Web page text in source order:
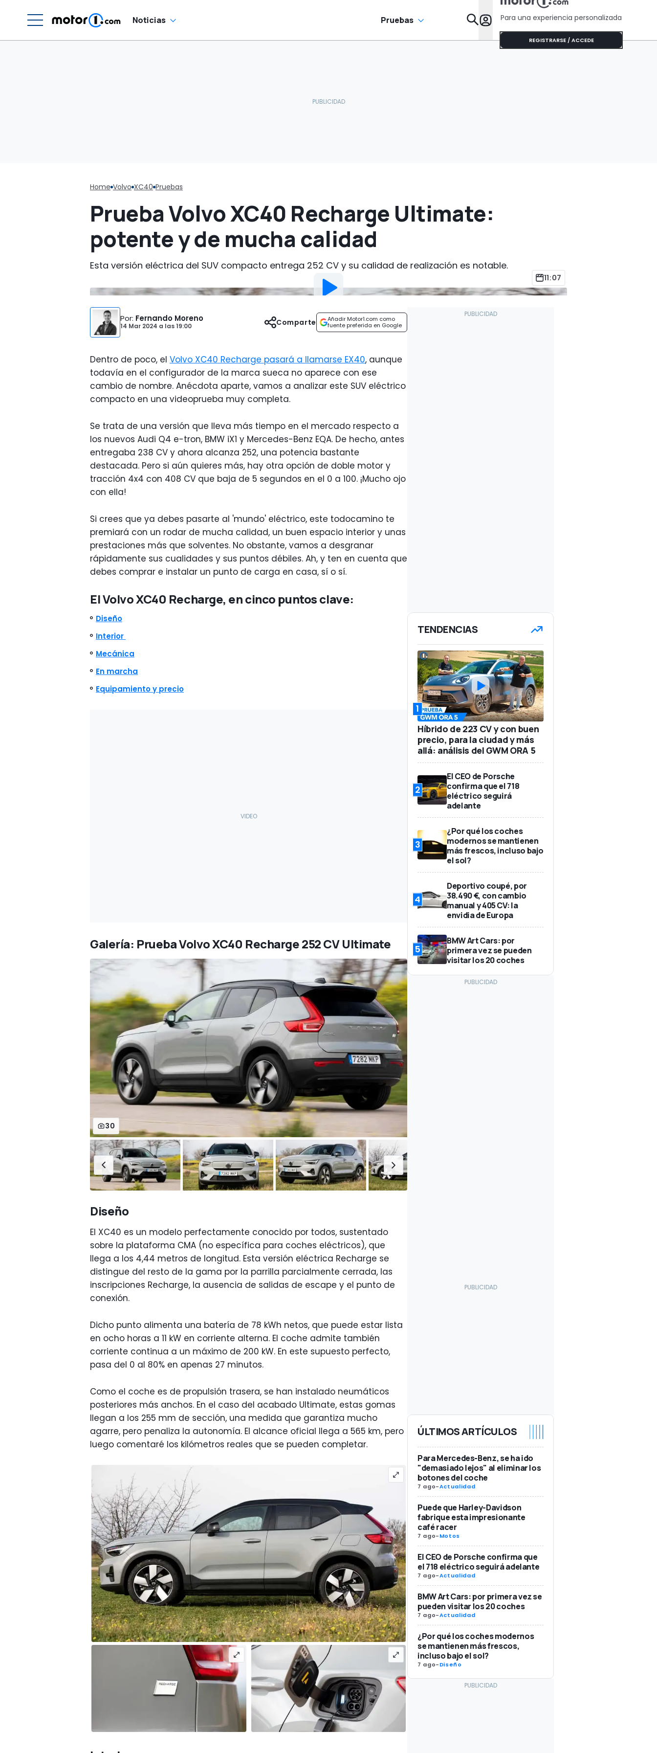
Noticias Pruebas Para una experiencia personalizada
REGISTRARSE / ACCEDE
Home Volvo XC40 Pruebas
Prueba Volvo XC40 Recharge Ultimate:
potente y de mucha calidad
Esta versión eléctrica del SUV compacto entrega 252 CV y su calidad de realización es notable.
11:07
Por: Fernando Moreno
14 Mar 2024 a las19:00
Añadir Motor1.com como
fuente preferida en Google
Comparte
Dentro de poco, el Volvo XC40 Recharge pasará a llamarse EX40, aunque
todavía en el configurador de la marca sueca no aparece con ese
cambio de nombre. Anécdota aparte, vamos a analizar este SUV eléctrico
compacto en una videoprueba muy completa.
Se trata de una versión que lleva más tiempo en el mercado respecto a
los nuevos Audi Q4 e-tron, BMW iX1 y Mercedes-Benz EQA. De hecho, antes
entregaba 238 CV y ahora alcanza 252, una potencia bastante
destacada. Pero si aún quieres más, hay otra opción de doble motor y
tracción 4x4 con 408 CV que baja de 5 segundos en el 0 a 100. ¡Mucho ojo
con ella!
Si crees que ya debes pasarte al 'mundo' eléctrico, este todocamino te
premiará con un rodar de mucha calidad, un buen espacio interior y unas
prestaciones más que solventes. No obstante, vamos a desgranar
rápidamente sus cualidades y sus puntos débiles. Ah, y ten en cuenta que
debes comprar e instalar un punto de carga en casa, sí o sí.
El Volvo XC40 Recharge, en cinco puntos clave:
Diseño
Interior
Mecánica
En marcha
Equipamiento y precio
Galería: Prueba Volvo XC40 Recharge 252 CV Ultimate
30
Diseño
El XC40 es un modelo perfectamente conocido por todos, sustentado
sobre la plataforma CMA (no específica para coches eléctricos), que
llega a los 4,44 metros de longitud. Esta versión eléctrica Recharge se
distingue del resto de la gama por la parrilla parcialmente cerrada, las
inscripciones Recharge, la ausencia de salidas de escape y el punto de
conexión.
Dicho punto alimenta una batería de 78 kWh netos, que puede estar lista
en ocho horas a 11 kW en corriente alterna. El coche admite también
corriente continua a un máximo de 200 kW. En este supuesto perfecto,
pasa del 0 al 80% en apenas 27 minutos.
Como el coche es de propulsión trasera, se han instalado neumáticos
posteriores más anchos. En el caso del acabado Ultimate, estas gomas
llegan a los 255 mm de sección, una medida que garantiza mucho
agarre, pero penaliza la autonomía. El alcance oficial llega a 565 km, pero
luego comentaré los kilómetros reales que se pueden completar.
TENDENCIAS
1
Híbrido de 223 CV y con buen
precio, para la ciudad y más
allá: análisis del GWM ORA 5
2
El CEO de Porsche
confirma que el 718
eléctrico seguirá
adelante
3
¿Por qué los coches
modernos se mantienen
más frescos, incluso bajo
el sol?
4
Deportivo coupé, por
38.490 €, con cambio
manual y 405 CV: la
envidia de Europa
5
BMW Art Cars: por
primera vez se pueden
visitar los 20 coches
ÚLTIMOS ARTÍCULOS
Para Mercedes-Benz, se ha ido
"demasiado lejos" al eliminar los
botones del coche
7 ago-Actualidad
Puede que Harley-Davidson
fabrique esta impresionante
café racer
7 ago-Motos
El CEO de Porsche confirma que
el 718 eléctrico seguirá adelante
7 ago-Actualidad
BMW Art Cars: por primera vez se
pueden visitar los 20 coches
7 ago-Actualidad
¿Por qué los coches modernos
se mantienen más frescos,
incluso bajo el sol?
7 ago-Diseño